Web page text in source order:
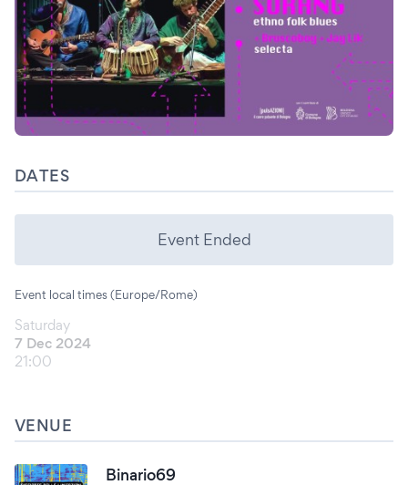
DATES
Event Ended
Event local times (Europe/Rome)
Saturday
7 Dec 2024
21:00
VENUE
Binario69